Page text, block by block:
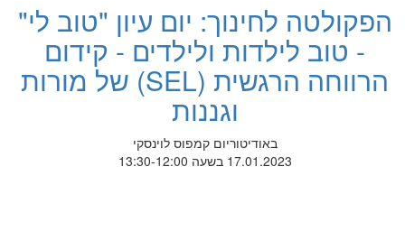
הפקולטה לחינוך: יום עיון "טוב לי"
- טוב לילדות ולילדים - קידום
הרווחה הרגשית (SEL) של מורות
וגננות
באודיטוריום קמפוס לוינסקי
17.01.2023 בשעה 13:30-12:00